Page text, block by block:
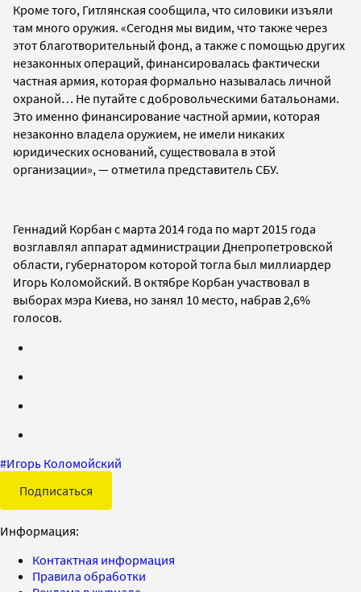
Кроме того, Гитлянская сообщила, что силовики изъяли
там много оружия. «Сегодня мы видим, что также через
этот благотворительный фонд, а также с помощью других
незаконных операций, финансировалась фактически
частная армия, которая формально называлась личной
охраной… Не путайте с добровольческими батальонами.
Это именно финансирование частной армии, которая
незаконно владела оружием, не имели никаких
юридических оснований, существовала в этой
организации», —отметила представитель СБУ.
Геннадий Корбан с марта 2014 года по март 2015 года
возглавлял аппарат администрации Днепропетровской
области, губернатором которой тогла был миллиардер
Игорь Коломойский. В октябре Корбан участвовал в
выборах мэра Киева, но занял 10 место, набрав 2,6%
голосов.
#Игорь Коломойский
Подписаться
Информация:
Контактная информация
Правила обработки